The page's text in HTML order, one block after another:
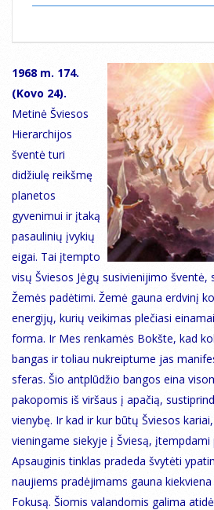
1968 m. 174.
(Kovo 24).
Metinė Šviesos
Hierarchijos
šventė turi
didžiulę reikšmę
planetos
gyvenimui ir įtaką
pasaulinių įvykių
eigai. Tai įtempto
visų Šviesos Jėgų susivienijimo šventė,
Žemės padėtimi. Žemė gauna erdvinį
energijų, kurių veikimas plečiasi
forma. Ir Mes renkamės Bokšte, kad
bangas ir toliau nukreiptume jas
sferas. Šio antplūdžio bangos eina
pakopomis iš viršaus į apačią,
vienybę. Ir kad ir kur būtų Šviesos
vieningame siekyje į Šviesą, įtempdami
Apsauginis tinklas pradeda švytėti
naujiems pradėjimams gauna
Fokusą. Šiomis valandomis galima